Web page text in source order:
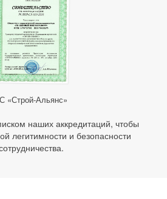
«Строй-Альянс»
наших аккредитаций, чтобы
легитимности и безопасности